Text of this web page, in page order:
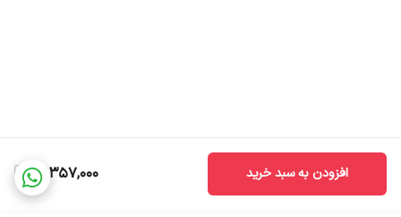
21,357,000 افزودن به سبد خرید